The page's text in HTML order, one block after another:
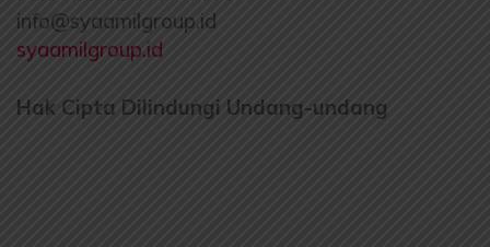
info@syaamilgroup.id
syaamilgroup.id
Hak Cipta Dilindungi Undang-undang